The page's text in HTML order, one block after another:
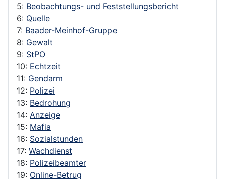
5: Beobachtungs- und Feststellungsbericht
6: Quelle
7: Baader-Meinhof-Gruppe
8: Gewalt
9: StPO
10: Echtzeit
11: Gendarm
12: Polizei
13: Bedrohung
14: Anzeige
15: Mafia
16: Sozialstunden
17: Wachdienst
18: Polizeibeamter
19: Online-Betrug